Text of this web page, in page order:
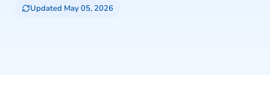
Updated May 05, 2026